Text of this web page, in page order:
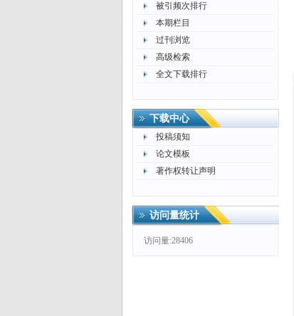
被引频次排行
本期栏目
过刊浏览
高级检索
全文下载排行
下载中心
投稿须知
论文模板
著作权转让声明
访问量统计
访问量:28406